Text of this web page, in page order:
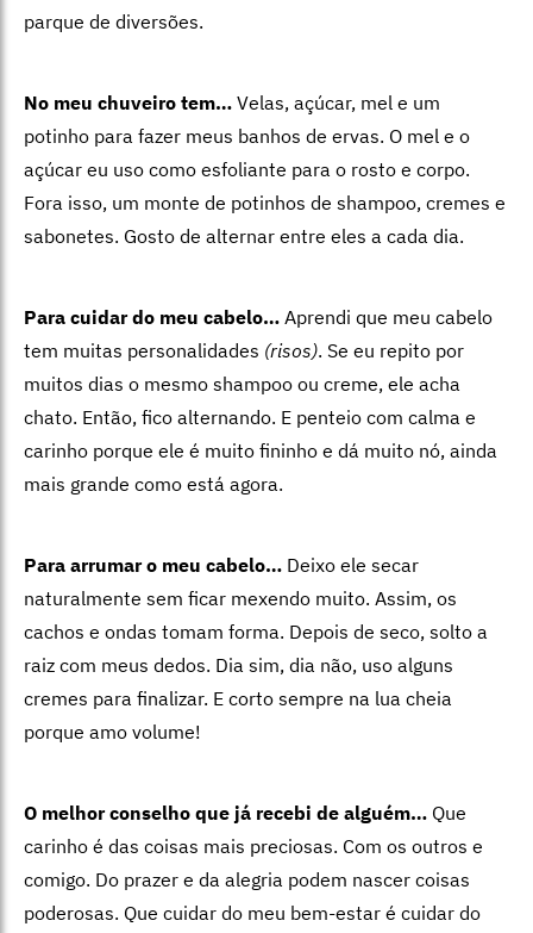
parque de diversões.
No meu chuveiro tem… Velas, açúcar, mel e um
potinho para fazer meus banhos de ervas. O mel e o
açúcar eu uso como esfoliante para o rosto e corpo.
Fora isso, um monte de potinhos de shampoo, cremes e
sabonetes. Gosto de alternar entre eles a cada dia.
Para cuidar do meu cabelo… Aprendi que meu cabelo
tem muitas personalidades (risos). Se eu repito por
muitos dias o mesmo shampoo ou creme, ele acha
chato. Então, fico alternando. E penteio com calma e
carinho porque ele é muito fininho e dá muito nó, ainda
mais grande como está agora.
Para arrumar o meu cabelo… Deixo ele secar
naturalmente sem ficar mexendo muito. Assim, os
cachos e ondas tomam forma. Depois de seco, solto a
raiz com meus dedos. Dia sim, dia não, uso alguns
cremes para finalizar. E corto sempre na lua cheia
porque amo volume!
O melhor conselho que já recebi de alguém… Que
carinho é das coisas mais preciosas. Com os outros e
comigo. Do prazer e da alegria podem nascer coisas
poderosas. Que cuidar do meu bem-estar é cuidar do